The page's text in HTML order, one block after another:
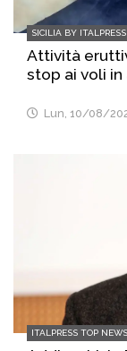
SICILIA BY ITALPRESS
Attività
stop ai voli in
Lun, 10/08/
ITALPRESS TOP NEWS